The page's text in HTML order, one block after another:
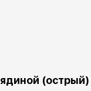
(острый)